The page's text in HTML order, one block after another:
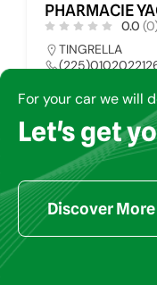
PHARMACIE
0.0
TINGRELLA
PHARMACIE
For your car we will
Let's get
Discover More